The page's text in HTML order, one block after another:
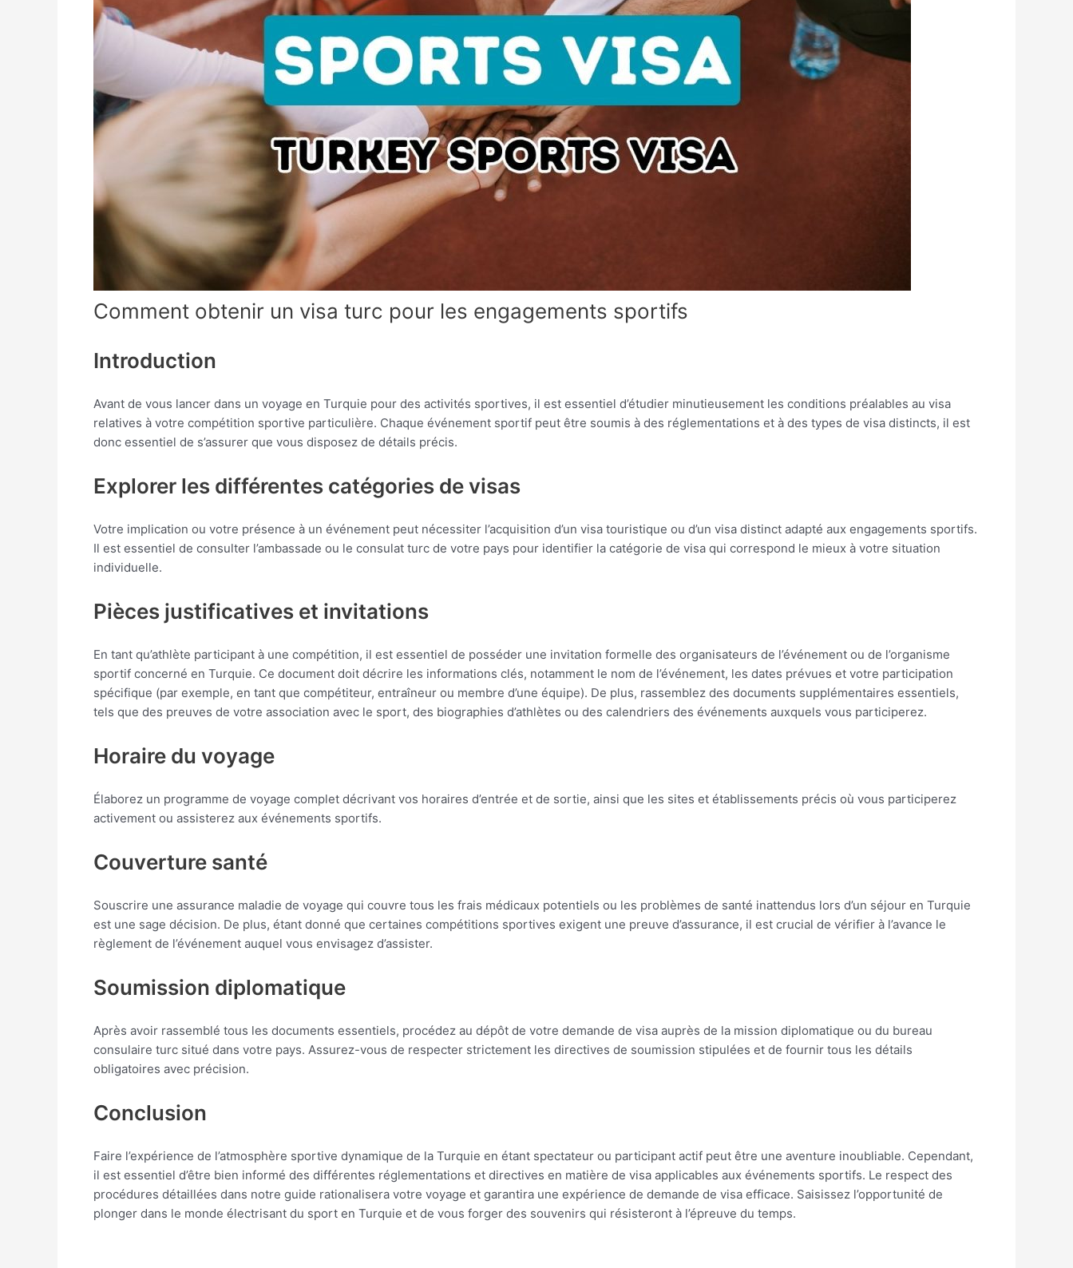
Comment obtenir un visa turc pour les engagements sportifs
Introduction
Avant de vous lancer dans un voyage en Turquie pour des activités sportives, il est essentiel d’étudier minutieusement les conditions préalables au visa
relatives à votre compétition sportive particulière. Chaque événement sportif peut être soumis à des réglementations et à des types de visa distincts, il est
donc essentiel de s’assurer que vous disposez de détails précis.
Explorer les différentes catégories de visas
Votre implication ou votre présence à un événement peut nécessiter l’acquisition d’un visa touristique ou d’un visa distinct adapté aux engagements sportifs.
Il est essentiel de consulter l’ambassade ou le consulat turc de votre pays pour identifier la catégorie de visa qui correspond le mieux à votre situation
individuelle.
Pièces justificatives et invitations
En tant qu’athlète participant à une compétition, il est essentiel de posséder une invitation formelle des organisateurs de l’événement ou de l’organisme
sportif concerné en Turquie. Ce document doit décrire les informations clés, notamment le nom de l’événement, les dates prévues et votre participation
spécifique (par exemple, en tant que compétiteur, entraîneur ou membre d’une équipe). De plus, rassemblez des documents supplémentaires essentiels,
tels que des preuves de votre association avec le sport, des biographies d’athlètes ou des calendriers des événements auxquels vous participerez.
Horaire du voyage
Élaborez un programme de voyage complet décrivant vos horaires d’entrée et de sortie, ainsi que les sites et établissements précis où vous participerez
activement ou assisterez aux événements sportifs.
Couverture santé
Souscrire une assurance maladie de voyage qui couvre tous les frais médicaux potentiels ou les problèmes de santé inattendus lors d’un séjour en Turquie
est une sage décision. De plus, étant donné que certaines compétitions sportives exigent une preuve d’assurance, il est crucial de vérifier à l’avance le
règlement de l’événement auquel vous envisagez d’assister.
Soumission diplomatique
Après avoir rassemblé tous les documents essentiels, procédez au dépôt de votre demande de visa auprès de la mission diplomatique ou du bureau
consulaire turc situé dans votre pays. Assurez-vous de respecter strictement les directives de soumission stipulées et de fournir tous les détails
obligatoires avec précision.
Conclusion
Faire l’expérience de l’atmosphère sportive dynamique de la Turquie en étant spectateur ou participant actif peut être une aventure inoubliable. Cependant,
il est essentiel d’être bien informé des différentes réglementations et directives en matière de visa applicables aux événements sportifs. Le respect des
procédures détaillées dans notre guide rationalisera votre voyage et garantira une expérience de demande de visa efficace. Saisissez l’opportunité de
plonger dans le monde électrisant du sport en Turquie et de vous forger des souvenirs qui résisteront à l’épreuve du temps.